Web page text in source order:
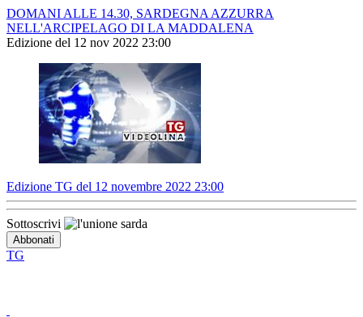
DOMANI ALLE 14.30, SARDEGNA AZZURRA
NELL'ARCIPELAGO DI LA MADDALENA
Edizione del 12 nov 2022 23:00
Edizione TG del 12 novembre 2022 23:00
Sottoscrivi
TG